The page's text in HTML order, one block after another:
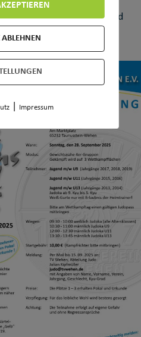
auf eigene Gefahr und
ABLEHNEN
| Impressum